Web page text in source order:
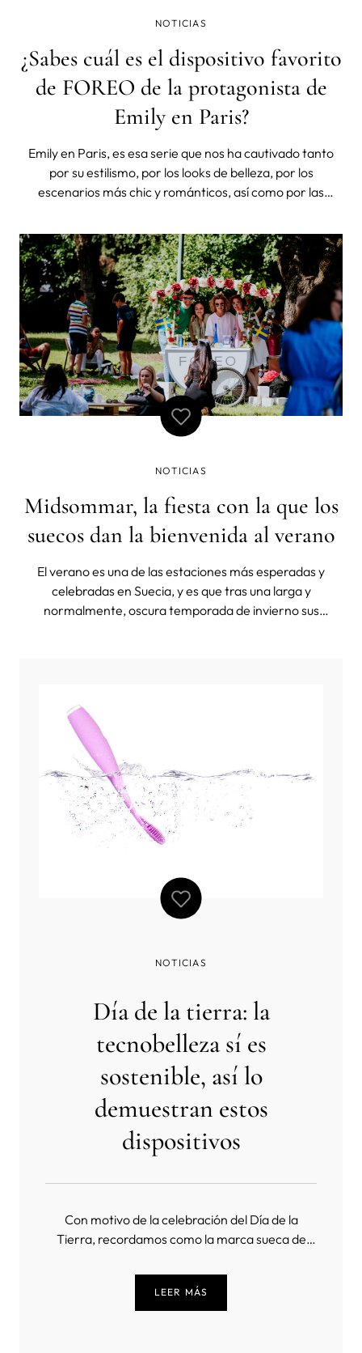
NOTICIAS
¿Sabes cuál es el dispositivo favorito
de FOREO de la protagonista de
Emily en Paris?
Emily en Paris, es esa serie que nos ha cautivado tanto
por su estilismo, por los looks de belleza, por los
escenarios más chic y románticos, así como por las
estrena nueva temporada. Una nueva temporada en la
que se desvela uno de los grand
NOTICIAS
Midsommar, la fiesta con la que los
suecos dan la bienvenida al verano
El verano es una de las estaciones más esperadas y
celebradas en Suecia, y es que tras una larga y
normalmente, oscura temporada de invierno sus
NOTICIAS
Día de la tierra: la
tecnobelleza sí es
sostenible, así lo
demuestran estos
dispositivos
Con motivo de la celebración del Día de la
Tierra, recordamos como la marca sueca de
sostenible y desvincular el concepto de
tecnología en el mundo de la belleza como algo
LEER MÁS